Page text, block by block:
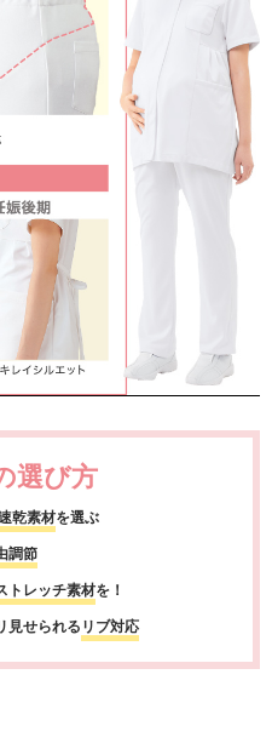
選び方
乾素材を選ぶ
調節
トレッチ素材を！
見せられる リブ対応